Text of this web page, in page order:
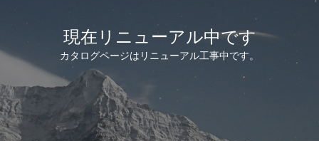
現在リニューアル中です
カタログページはリニューアル工事中です。